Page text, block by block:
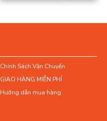
Chính Sách Vận Chuyển
GIAO HÀNG MIỄN PHÍ
Hướng dẫn mua hàng